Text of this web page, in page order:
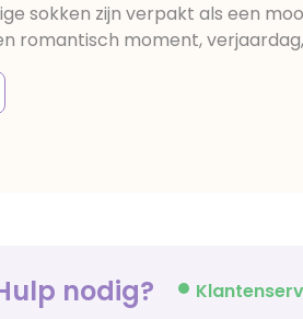
sokken zijn verpakt als een
romantisch moment,
nodig?